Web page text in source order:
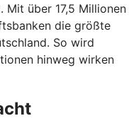
über 17,5 Millionen
die größte
So wird
hinweg wirken